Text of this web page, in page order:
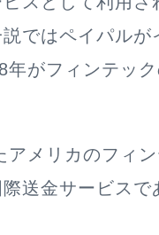
ではペイパルが
がフィンテッ
アメリカのフィ
送金サービス